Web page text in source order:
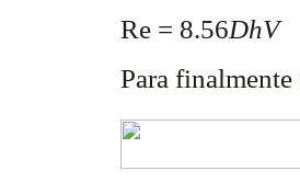
Re = 8.56DhV
Para